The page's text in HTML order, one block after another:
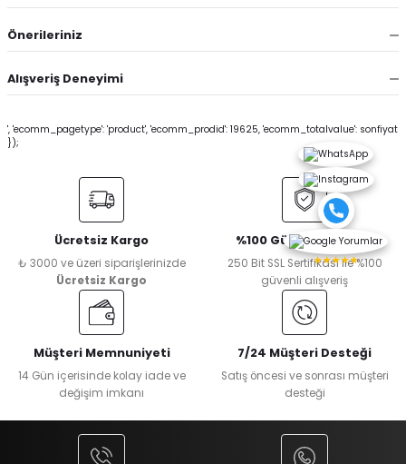
Önerileriniz
Alışveriş Deneyimi
', 'ecomm_pagetype': 'product', 'ecomm_prodid': 19625, 'ecomm_totalvalue': sonfiyat
});
Ücretsiz Kargo
₺ 3000 ve üzeri siparişlerinizde
Ücretsiz Kargo
%100 Güvenli Alışveriş
250 Bit SSL Sertifikası ile %100
güvenli alışveriş
Müşteri Memnuniyeti
14 Gün içerisinde kolay iade ve
değişim imkanı
7/24 Müşteri Desteği
Satış öncesi ve sonrası müşteri
desteği
★★★★★